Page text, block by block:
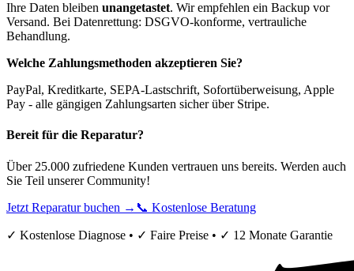
Ihre Daten bleiben unangetastet. Wir empfehlen ein Backup vor
Versand. Bei Datenrettung: DSGVO-konforme, vertrauliche
Behandlung.
Welche Zahlungsmethoden akzeptieren Sie?
PayPal, Kreditkarte, SEPA-Lastschrift, Sofortüberweisung, Apple
Pay - alle gängigen Zahlungsarten sicher über Stripe.
Bereit für die Reparatur?
Über 25.000 zufriedene Kunden vertrauen uns bereits. Werden auch
Sie Teil unserer Community!
Jetzt Reparatur buchen → 📞 Kostenlose Beratung
✓ Kostenlose Diagnose • ✓ Faire Preise • ✓ 12 Monate Garantie